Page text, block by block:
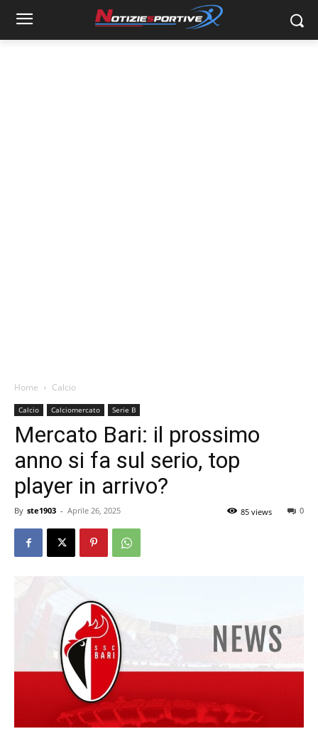
Home Calcio
Calcio Calciomercato Serie B
Mercato Bari: il prossimo
anno si fa sul serio, top
player in arrivo?
By ste1903 - Aprile 26, 2025 0
85 views